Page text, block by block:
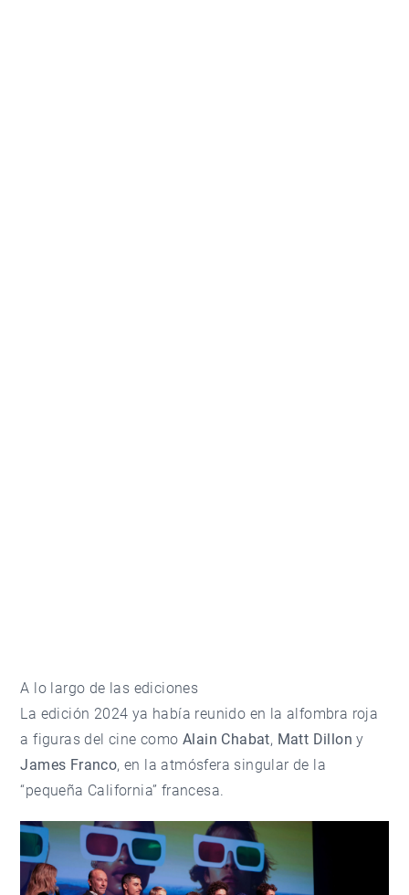
A lo largo de las ediciones
La edición 2024 ya había reunido en la alfombra roja
a figuras del cine como Alain Chabat, Matt Dillon y
James Franco, en la atmósfera singular de la
“pequeña California” francesa.